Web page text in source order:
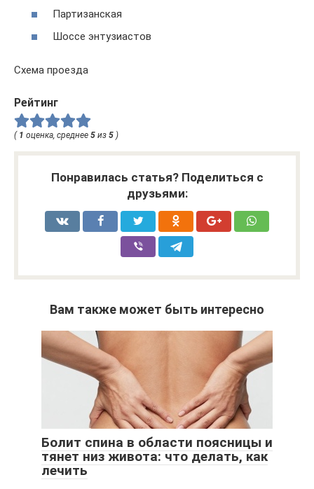
Партизанская
Шоссе энтузиастов
Схема проезда
Рейтинг
( 1 оценка, среднее 5 из 5 )
Понравилась статья? Поделиться с
друзьями:
Вам также может быть интересно
Болит спина в области поясницы и
тянет низ живота: что делать, как
лечить